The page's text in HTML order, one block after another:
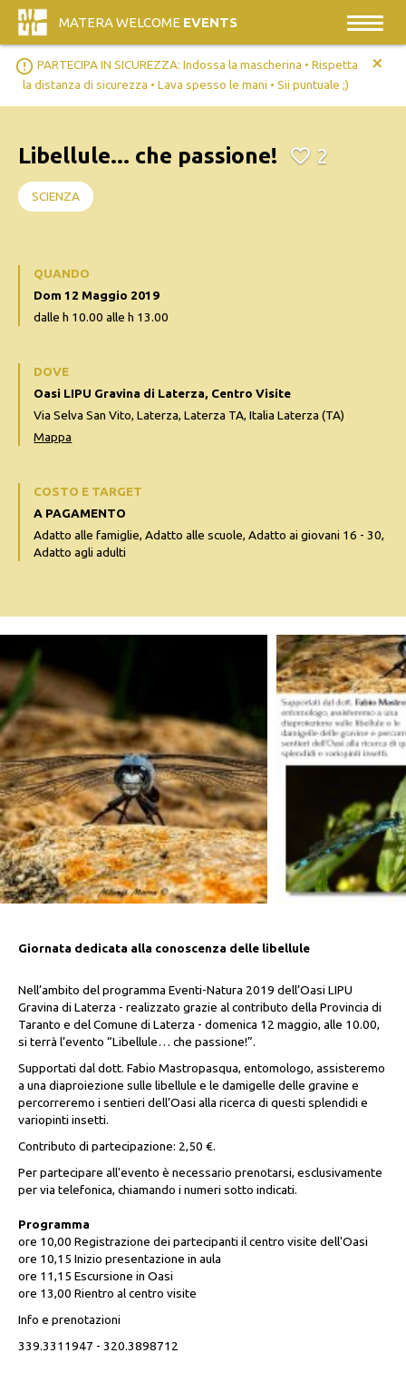
MATERA WELCOME EVENTS
error_outline PARTECIPA IN SICUREZZA: Indossa la mascherina • Rispetta
la distanza di sicurezza • Lava spesso le mani • Sii puntuale ;)
+
Giornata dedicata alla conoscenza delle libellule
Nell’ambito del programma Eventi-Natura 2019 dell’Oasi LIPU
Gravina di Laterza - realizzato grazie al contributo della Provincia di
Taranto e del Comune di Laterza - domenica 12 maggio, alle 10.00,
si terrà l’evento “Libellule… che passione!”.
Supportati dal dott. Fabio Mastropasqua, entomologo, assisteremo
a una diaproiezione sulle libellule e le damigelle delle gravine e
percorreremo i sentieri dell’Oasi alla ricerca di questi splendidi e
variopinti insetti.
Contributo di partecipazione: 2,50 €.
Per partecipare all'evento è necessario prenotarsi, esclusivamente
per via telefonica, chiamando i numeri sotto indicati.
Programma
ore 10,00 Registrazione dei partecipanti il centro visite dell'Oasi
ore 10,15 Inizio presentazione in aula
ore 11,15 Escursione in Oasi
ore 13,00 Rientro al centro visite
Info e prenotazioni
339.3311947 - 320.3898712
Libellule... che passione! 2
SCIENZA
QUANDO
Dom 12 Maggio 2019
dalle h 10.00 alle h 13.00
DOVE
Oasi LIPU Gravina di Laterza, Centro Visite
Via Selva San Vito, Laterza, Laterza TA, Italia Laterza (TA)
Mappa
COSTO E TARGET
A PAGAMENTO
Adatto alle famiglie, Adatto alle scuole, Adatto ai giovani 16 - 30,
Adatto agli adulti